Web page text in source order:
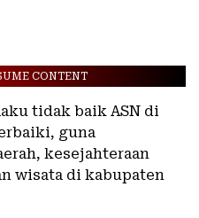
CONTENT
tidak baik ASN di
guna
kesejahteraan
wisata di kabupaten